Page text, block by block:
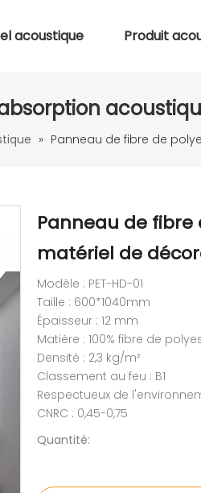
acoustique Produit
» Panneau de fibre de
Panneau de
matériel de
Modèle : PET-HD-01
Taille : 600*1040mm
Épaisseur : 12 mm
Matière : 100% fibre de
Densité : 2,3 kg/m²
Classement au feu : B1
Respectueux de
CNRC : 0,45-0,75
Quantité: